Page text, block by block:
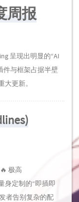
周报
呈现出明显的“AI
件与框架占据半壁
更新。
极高
身定制的“即插即
者告别复杂的配